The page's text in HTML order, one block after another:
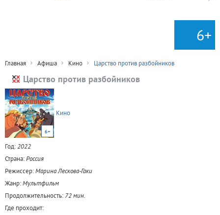
6+
Главная Афиша Кино Царство против разбойников
Царство против разбойников
6+
Кино
Год:2022
Страна:Россия
Режиссер:Марина Лескова-Гаки
Жанр:Мультфильм
Продолжительность: 72 мин.
Где проходит: